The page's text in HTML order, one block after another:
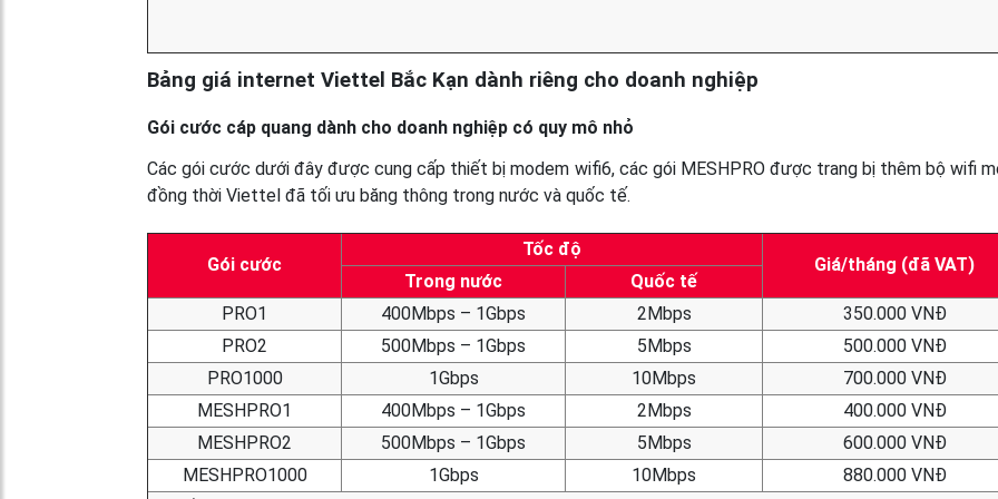
Bảng giá internet Viettel Bắc Kạn dành riêng cho doanh nghiệp
Gói cước cáp quang dành cho doanh nghiệp có quy mô nhỏ
Các gói cước dưới đây được cung cấp thiết bị modem wifi6, các gói MESHPRO được trang bị thêm bộ wifi
đồng thời Viettel đã tối ưu băng thông trong nước và quốc tế.
Gói cước
Tốc độ
Giá/tháng (đã VAT)
Trong nước
Quốc tế
PRO1
400Mbps – 1Gbps 2Mbps
350.000 VNĐ
PRO2
500Mbps – 1Gbps 5Mbps
500.000 VNĐ
PRO1000
1Gbps 10Mbps
700.000 VNĐ
MESHPRO1
400Mbps – 1Gbps 2Mbps
400.000 VNĐ
MESHPRO2
500Mbps – 1Gbps 5Mbps
600.000 VNĐ
MESHPRO1000
1Gbps 10Mbps
880.000 VNĐ